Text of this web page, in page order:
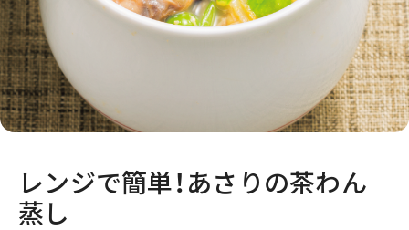
レンジで簡単！あさりの茶わん
蒸し